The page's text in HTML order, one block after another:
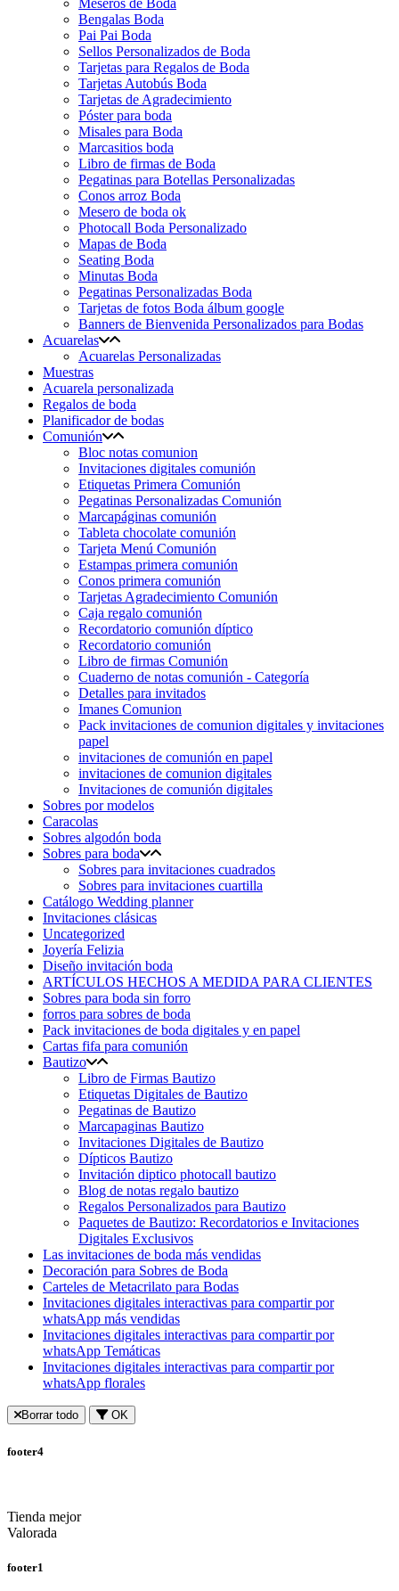
Meseros de Boda
Bengalas Boda
Pai Pai Boda
Sellos Personalizados de Boda
Tarjetas para Regalos de Boda
Tarjetas Autobús Boda
Tarjetas de Agradecimiento
Póster para boda
Misales para Boda
Marcasitios boda
Libro de firmas de Boda
Pegatinas para Botellas Personalizadas
Conos arroz Boda
Mesero de boda ok
Photocall Boda Personalizado
Mapas de Boda
Seating Boda
Minutas Boda
Pegatinas Personalizadas Boda
Tarjetas de fotos Boda álbum google
Banners de Bienvenida Personalizados para Bodas
Acuarelas
Acuarelas Personalizadas
Muestras
Acuarela personalizada
Regalos de boda
Planificador de bodas
Comunión
Bloc notas comunion
Invitaciones digitales comunión
Etiquetas Primera Comunión
Pegatinas Personalizadas Comunión
Marcapáginas comunión
Tableta chocolate comunión
Tarjeta Menú Comunión
Estampas primera comunión
Conos primera comunión
Tarjetas Agradecimiento Comunión
Caja regalo comunión
Recordatorio comunión díptico
Recordatorio comunión
Libro de firmas Comunión
Cuaderno de notas comunión - Categoría
Detalles para invitados
Imanes Comunion
Pack invitaciones de comunion digitales y invitaciones
papel
invitaciones de comunión en papel
invitaciones de comunion digitales
Invitaciones de comunión digitales
Sobres por modelos
Caracolas
Sobres algodón boda
Sobres para boda
Sobres para invitaciones cuadrados
Sobres para invitaciones cuartilla
Catálogo Wedding planner
Invitaciones clásicas
Uncategorized
Joyería Felizia
Diseño invitación boda
ARTÍCULOS HECHOS A MEDIDA PARA CLIENTES
Sobres para boda sin forro
forros para sobres de boda
Pack invitaciones de boda digitales y en papel
Cartas fifa para comunión
Bautizo
Libro de Firmas Bautizo
Etiquetas Digitales de Bautizo
Pegatinas de Bautizo
Marcapaginas Bautizo
Invitaciones Digitales de Bautizo
Dípticos Bautizo
Invitación diptico photocall bautizo
Blog de notas regalo bautizo
Regalos Personalizados para Bautizo
Paquetes de Bautizo: Recordatorios e Invitaciones
Digitales Exclusivos
Las invitaciones de boda más vendidas
Decoración para Sobres de Boda
Carteles de Metacrilato para Bodas
Invitaciones digitales interactivas para compartir por
whatsApp más vendidas
Invitaciones digitales interactivas para compartir por
whatsApp Temáticas
Invitaciones digitales interactivas para compartir por
whatsApp florales
Borrar todo OK
footer4
Tienda mejor
Valorada
footer1